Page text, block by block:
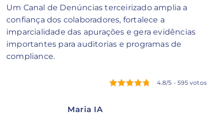
Um Canal de Denúncias terceirizado amplia a
confiança dos colaboradores, fortalece a
imparcialidade das apurações e gera evidências
importantes para auditorias e programas de
compliance.
4.8/5 - 595 votos
Maria IA